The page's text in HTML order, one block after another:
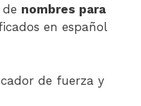
nombres para
en español
de fuerza y